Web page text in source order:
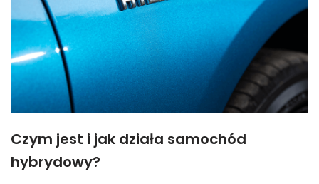
Czym jest i jak działa samochód
hybrydowy?